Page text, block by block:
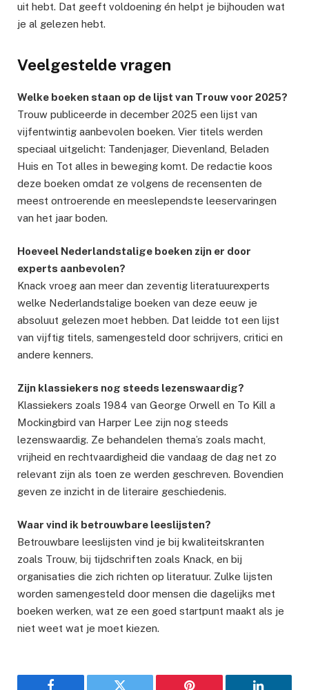
uit hebt. Dat geeft voldoening én helpt je bijhouden wat
je al gelezen hebt.
Veelgestelde vragen
Welke boeken staan op de lijst van Trouw voor 2025?
Trouw publiceerde in december 2025 een lijst van
vijfentwintig aanbevolen boeken. Vier titels werden
speciaal uitgelicht: Tandenjager, Dievenland, Beladen
Huis en Tot alles in beweging komt. De redactie koos
deze boeken omdat ze volgens de recensenten de
meest ontroerende en meeslependste leeservaringen
van het jaar boden.
Hoeveel Nederlandstalige boeken zijn er door
experts aanbevolen?
Knack vroeg aan meer dan zeventig literatuurexperts
welke Nederlandstalige boeken van deze eeuw je
absoluut gelezen moet hebben. Dat leidde tot een lijst
van vijftig titels, samengesteld door schrijvers, critici en
andere kenners.
Zijn klassiekers nog steeds lezenswaardig?
Klassiekers zoals 1984 van George Orwell en To Kill a
Mockingbird van Harper Lee zijn nog steeds
lezenswaardig. Ze behandelen thema’s zoals macht,
vrijheid en rechtvaardigheid die vandaag de dag net zo
relevant zijn als toen ze werden geschreven. Bovendien
geven ze inzicht in de literaire geschiedenis.
Waar vind ik betrouwbare leeslijsten?
Betrouwbare leeslijsten vind je bij kwaliteitskranten
zoals Trouw, bij tijdschriften zoals Knack, en bij
organisaties die zich richten op literatuur. Zulke lijsten
worden samengesteld door mensen die dagelijks met
boeken werken, wat ze een goed startpunt maakt als je
niet weet wat je moet kiezen.